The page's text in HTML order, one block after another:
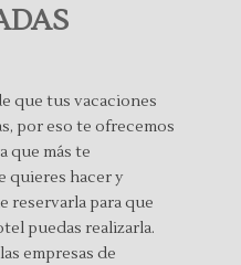
que tus vacaciones
por eso te ofrecemos
que más te
quieres hacer y
reservarla para que
puedas realizarla.
empresas de